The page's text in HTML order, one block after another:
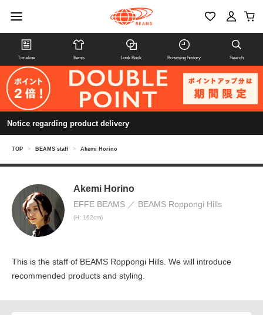
Timeline Items Look Book Browsing history Search
Notice regarding product delivery
TOP > BEAMS staff > Akemi Horino
Akemi Horino
EFFE BEAMS BEAMS Roppongi Hills
(H: 162cm)
This is the staff of BEAMS Roppongi Hills. We will introduce
recommended products and styling.